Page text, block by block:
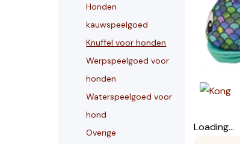
Honden
kauwspeelgoed
Knuffel voor honden
Werpspeelgoed voor
honden
Waterspeelgoed voor
hond
Overige
Loading...